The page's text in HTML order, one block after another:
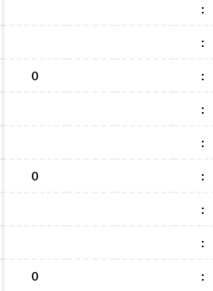
:
:
0 :
:
:
0 :
:
:
0 :
:
:
0 :
:
:
0 :
:
:
0 :